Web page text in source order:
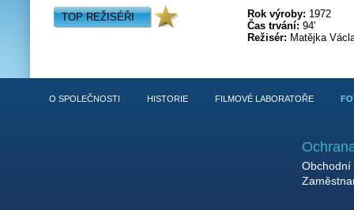
Rok výroby: 1972
Čas trvání: 94'
Režisér: Matějka
TOP REŽISÉŘI
O SPOLEČNOSTI HISTORIE FILMOVÉ LABORATOŘE
Obchodní